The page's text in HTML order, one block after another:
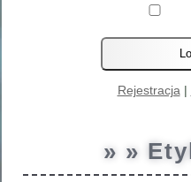
Rejestracja |
» »